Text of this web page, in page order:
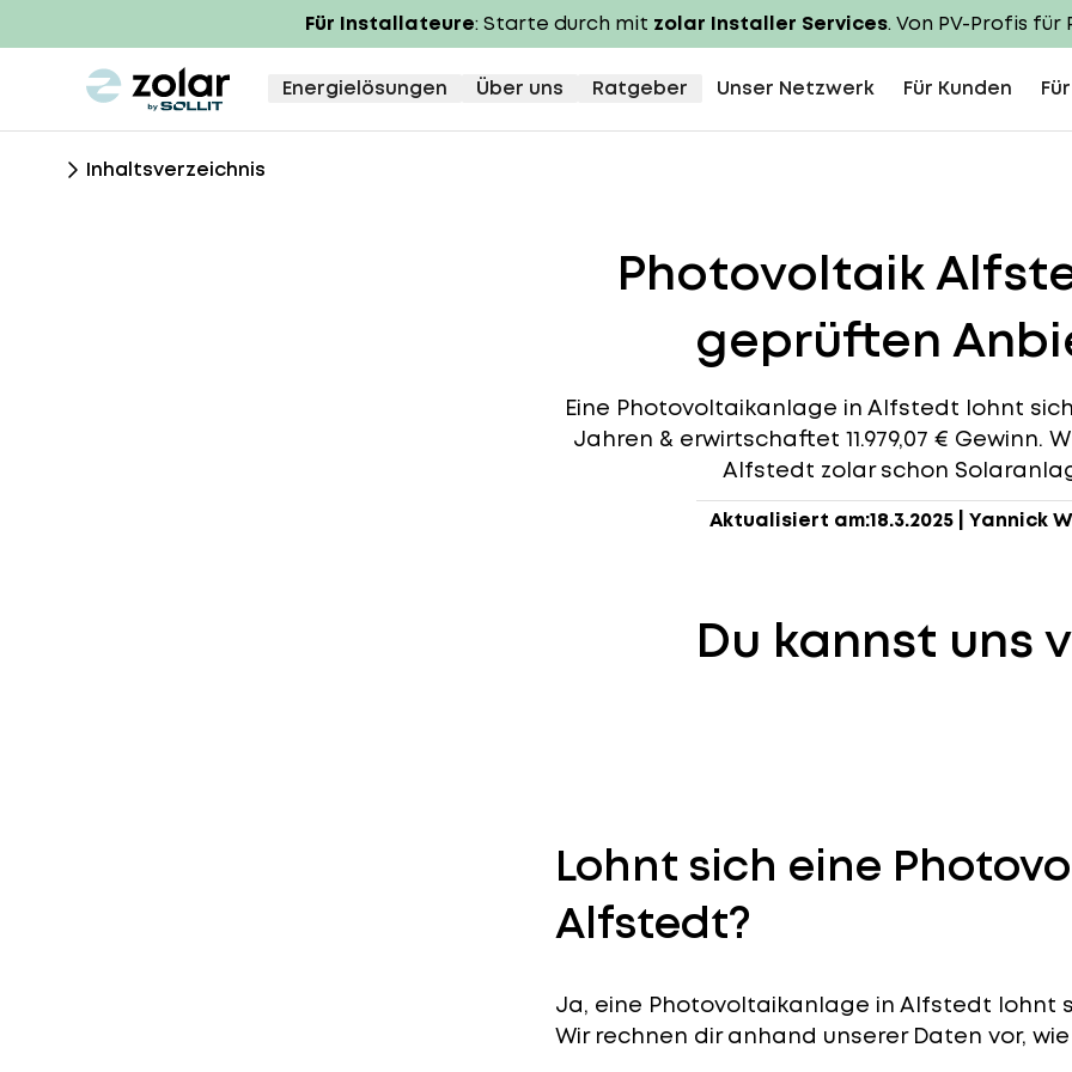
Für Installateure: Starte durch mit zolar Installer Services. Von PV-Profis für
zolar logo Energielösungen Über uns Ratgeber Unser Netzwerk Für Kunden
Inhaltsverzeichnis
Photovoltaik
geprüften
Eine Photovoltaikanlage in Alfstedt lohnt
Jahren & erwirtschaftet 11.979,07 € Gewinn.
Alfstedt zolar schon
Aktualisiert am:18.3.2025| Yannick
Du kannst uns
Lohnt sich eine
Alfstedt?
Ja, eine Photovoltaikanlage in Alfstedt lohnt
Wir rechnen dir anhand unserer Daten vor,